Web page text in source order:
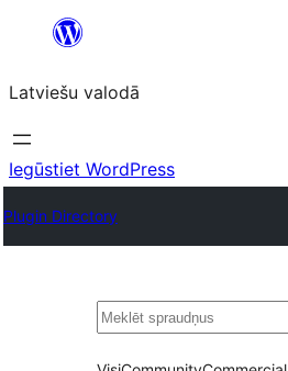
Pāriet
saturu
Latviešu valodā
Iegūstiet WordPress
Plugin Directory
Meklēt